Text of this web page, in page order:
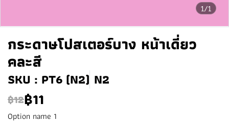
1/1
กระดาษโปสเตอร์บาง หน้าเดี่ยว
คละสี
SKU : PT6 (N2) N2
฿12฿11
Option name 1